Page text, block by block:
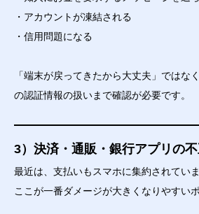
・アカウントが凍結される
・信用問題になる
「端末が戻ってきたから大丈夫」ではな
の認証情報の扱いまで確認が必要です。
3）決済・通販・銀行アプリの不
最近は、支払いもスマホに集約されていま
ここが一番ダメージが大きくなりやすい